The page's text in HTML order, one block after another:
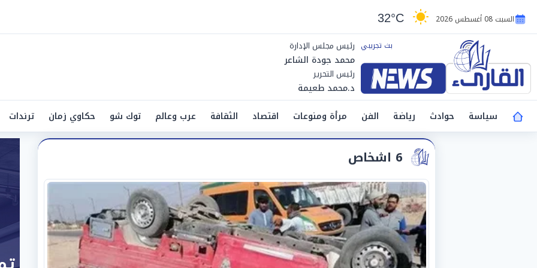
السبت 08 أغسطس 2026 32°C
رئيس مجلس الإدارة
محمد جودة الشاعر
رئيس التحرير
د.محمد طعيمة
سياسة
حوادث رياضة الفن مرأة ومنوعات اقتصاد الثقافة عرب وعالم توك شو حكاوي زمان ترندات
6 اشخاص